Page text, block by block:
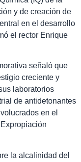
y de creación de
en el desarrollo
el rector Enrique
señaló que
creciente y
laboratorios
de antidetonantes
en el
la alcalinidad del